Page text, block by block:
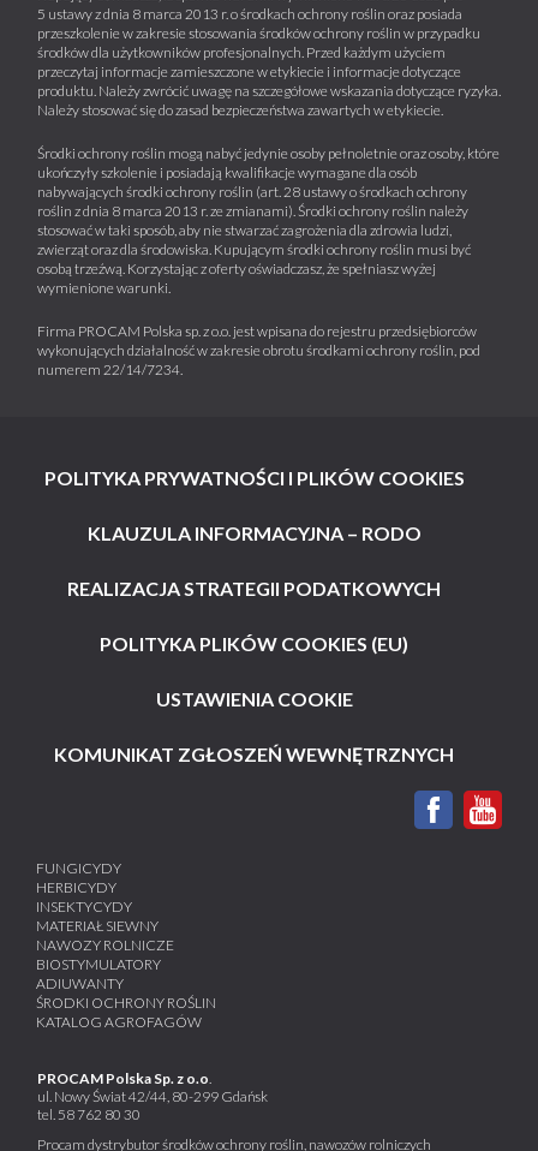
5 ustawy z dnia 8 marca 2013 r. o środkach ochrony roślin oraz posiada
przeszkolenie w zakresie stosowania środków ochrony roślin w przypadku
środków dla użytkowników profesjonalnych. Przed każdym użyciem
przeczytaj informacje zamieszczone w etykiecie i informacje dotyczące
produktu. Należy zwrócić uwagę na szczegółowe wskazania dotyczące ryzyka.
Należy stosować się do zasad bezpieczeństwa zawartych w etykiecie.
Środki ochrony roślin mogą nabyć jedynie osoby pełnoletnie oraz osoby, które
ukończyły szkolenie i posiadają kwalifikacje wymagane dla osób
nabywających środki ochrony roślin (art. 28 ustawy o środkach ochrony
roślin z dnia 8 marca 2013 r. ze zmianami). Środki ochrony roślin należy
stosować w taki sposób, aby nie stwarzać zagrożenia dla zdrowia ludzi,
zwierząt oraz dla środowiska. Kupującym środki ochrony roślin musi być
osobą trzeźwą. Korzystając z oferty oświadczasz, że spełniasz wyżej
wymienione warunki.
Firma PROCAM Polska sp. z o.o. jest wpisana do rejestru przedsiębiorców
wykonujących działalność w zakresie obrotu środkami ochrony roślin, pod
numerem 22/14/7234.
POLITYKA PRYWATNOŚCI I PLIKÓW COOKIES
KLAUZULA INFORMACYJNA – RODO
REALIZACJA STRATEGII PODATKOWYCH
POLITYKA PLIKÓW COOKIES (EU)
USTAWIENIA COOKIE
KOMUNIKAT ZGŁOSZEŃ WEWNĘTRZNYCH
FUNGICYDY
HERBICYDY
INSEKTYCYDY
MATERIAŁ SIEWNY
NAWOZY ROLNICZE
BIOSTYMULATORY
ADIUWANTY
ŚRODKI OCHRONY ROŚLIN
KATALOG AGROFAGÓW
PROCAM Polska Sp. z o.o.
ul. Nowy Świat 42/44, 80-299 Gdańsk
tel. 58 762 80 30
Procam dystrybutor środków ochrony roślin, nawozów rolniczych